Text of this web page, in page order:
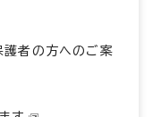
護者の方へのご案